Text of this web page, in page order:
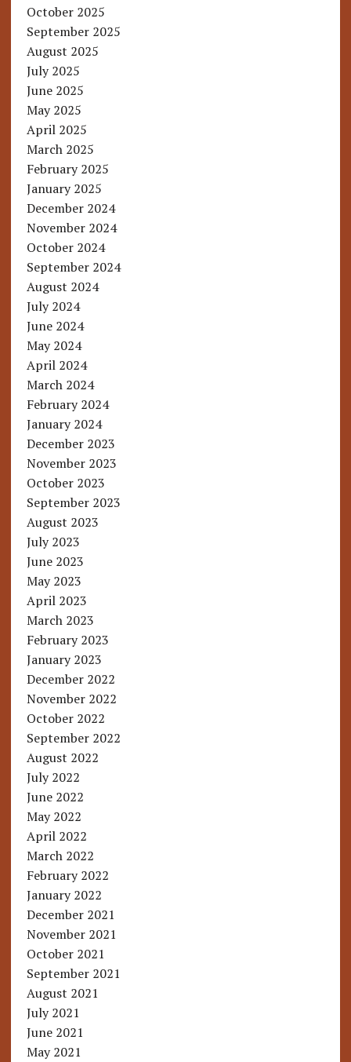
October 2025
September 2025
August 2025
July 2025
June 2025
May 2025
April 2025
March 2025
February 2025
January 2025
December 2024
November 2024
October 2024
September 2024
August 2024
July 2024
June 2024
May 2024
April 2024
March 2024
February 2024
January 2024
December 2023
November 2023
October 2023
September 2023
August 2023
July 2023
June 2023
May 2023
April 2023
March 2023
February 2023
January 2023
December 2022
November 2022
October 2022
September 2022
August 2022
July 2022
June 2022
May 2022
April 2022
March 2022
February 2022
January 2022
December 2021
November 2021
October 2021
September 2021
August 2021
July 2021
June 2021
May 2021